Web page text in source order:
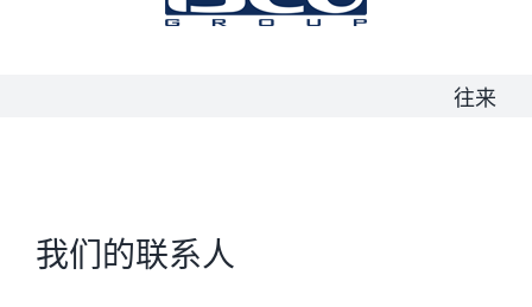
往来
我们的联系人